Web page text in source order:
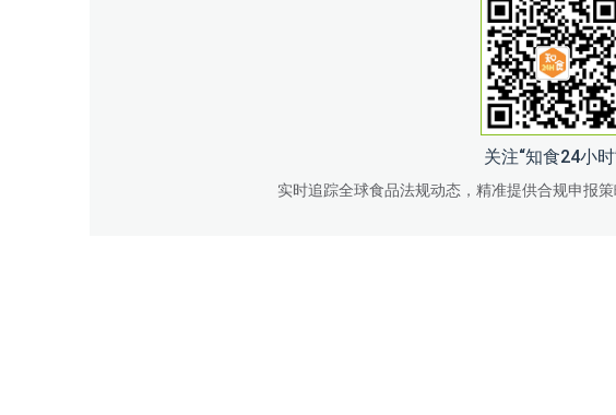
关注“知食24小时
实时追踪全球食品法规动态，精准提供合规申报